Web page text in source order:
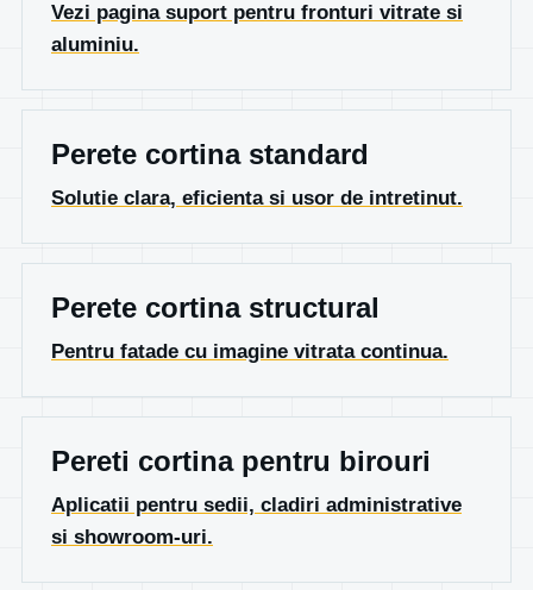
Vezi pagina suport pentru fronturi vitrate si
aluminiu.
Perete cortina standard
Solutie clara, eficienta si usor de intretinut.
Perete cortina structural
Pentru fatade cu imagine vitrata continua.
Pereti cortina pentru birouri
Aplicatii pentru sedii, cladiri administrative
si showroom-uri.